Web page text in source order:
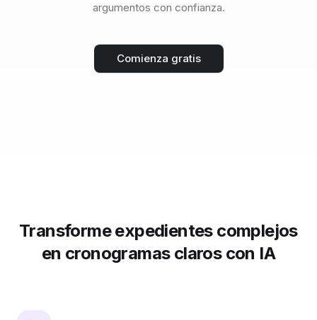
argumentos con confianza.
Comienza gratis
Transforme expedientes complejos
en cronogramas claros con IA